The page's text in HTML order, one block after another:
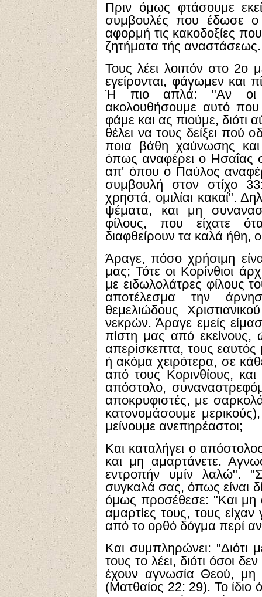
Πριν όμως φτάσουμε
συμβουλές που έδωσε ο
αφορμή τις κακοδοξίες
ζητήματα τής αναστάσεως.
Τους λέει λοιπόν στο 2ο
εγείρονται, φάγωμεν και
Ή πιο απλά: "Αν οι
ακολουθήσουμε αυτό
φάμε και ας πιούμε, διότι
θέλει να τους δείξει πού
ποια βάθη χαύνωσης και
όπως αναφέρει ο Ησαΐας
απ' όπου ο Παύλος
συμβουλή στον στίχο
χρηστά, ομιλίαι κακαί".
ψέματα, και μη
φίλους, που είχατε
διαφθείρουν τα καλά ήθη,
Άραγε, πόσο χρήσιμη
μας; Τότε οι Κορίνθιοι
με ειδωλολάτρες φίλους
αποτέλεσμα την
θεμελιώδους
νεκρών. Άραγε εμείς
πίστη μας από εκείνους,
απερίσκεπτα, τους
ή ακόμα χειρότερα, σε
από τους Κορινθίους,
απόστολο,
αποκρυφιστές, με
κατονομάσουμε
μείνουμε ανεπηρέαστοι;
Και καταλήγει ο
και μη αμαρτάνετε.
εντροπήν υμίν λαλώ".
συγκαλά σας, όπως είναι
όμως προσέθεσε: "Και μη
αμαρτίες τους, τους
από το ορθό δόγμα περί
Και συμπληρώνει: "Διότι
τους το λέει, διότι όσοι
έχουν αγνωσία Θεού, μη
(Ματθαίος 22: 29). Το ίδιο